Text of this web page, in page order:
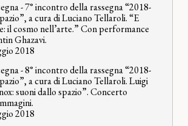
-7° incontro della rassegna “2018-
a cura di Luciano Tellaroli. “E
il cosmo nell’arte.” Con performance
Ghazavi.
2018
-8° incontro della rassegna “2018-
a cura di Luciano Tellaroli. Luigi
suoni dallo spazio”. Concerto
2018